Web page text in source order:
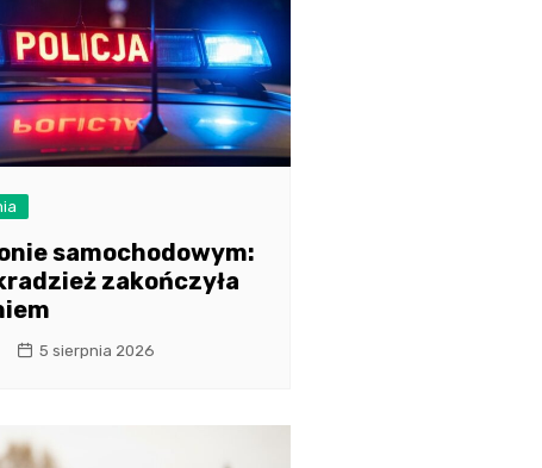
samochodowym:
zakończyła
5 sierpnia 2026